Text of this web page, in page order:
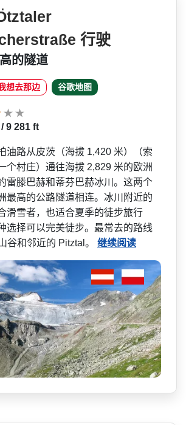
行驶
的隧道
想去那边 谷歌地图
9 281 ft
油路从皮茨（海拔 1,420 米）（索
个村庄）通往海拔 2,829 米的欧洲
雷滕­巴赫和蒂芬巴赫冰川。这两个
最高的公­路隧道相连。冰川附近的
滑雪者，也适­合夏季的徒步旅行
选择可以完美徒步。­最常去的路线
谷和邻近的 Pitztal。 继续阅读